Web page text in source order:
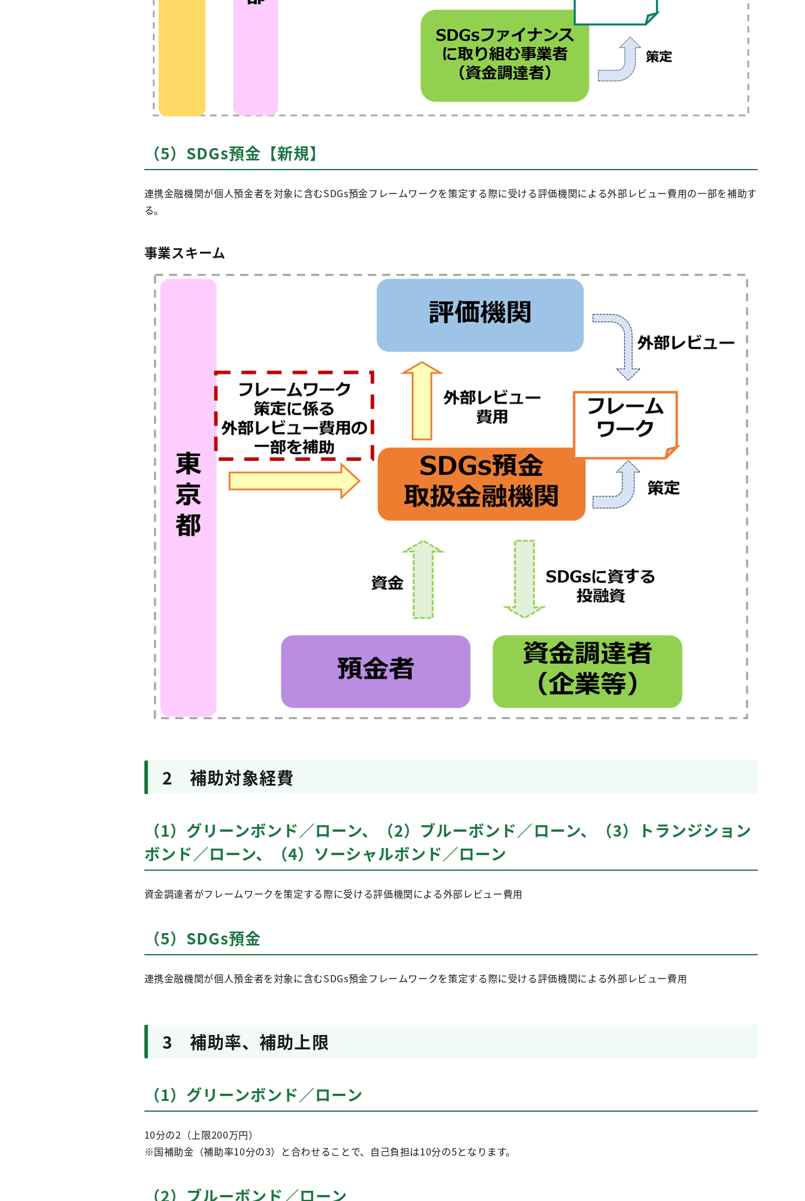
（5）SDGs預金【新規】
連携金融機関が個人預金者を対象に含むSDGs預金フレームワークを策定する際に受ける評価機関による外部レビュー費用の一部を補助す
る。
事業スキーム
2 補助対象経費
（1）グリーンボンド／ローン、（2）ブルーボンド／ローン、（3）トランジション
ボンド／ローン、（4）ソーシャルボンド／ローン
資金調達者がフレームワークを策定する際に受ける評価機関による外部レビュー費用
（5）SDGs預金
連携金融機関が個人預金者を対象に含むSDGs預金フレームワークを策定する際に受ける評価機関による外部レビュー費用
3 補助率、補助上限
（1）グリーンボンド／ローン
10分の2（上限200万円）
※国補助金（補助率10分の3）と合わせることで、自己負担は10分の5となります。
（2）ブルーボンド／ローン